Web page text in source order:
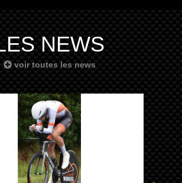
NEWS
voir toutes les news